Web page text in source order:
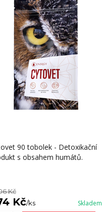
90 tobolek - Detoxikační
s obsahem humátů.
Kč
Kč/ks Skladem